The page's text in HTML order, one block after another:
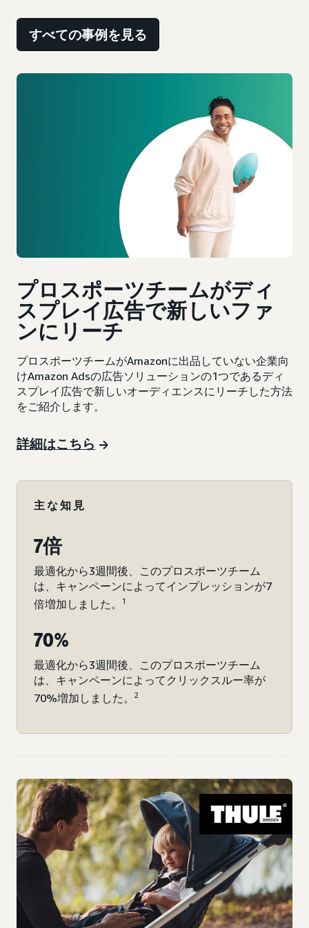
すべての事例を見る
プロスポーツチームがディ
スプレイ広告で新しいファ
ンにリーチ
プロスポーツチームがAmazonに出品していない企業向
けAmazon Adsの広告ソリューションの1つであるディ
スプレイ広告で新しいオーディエンスにリーチした方法
をご紹介します。
詳細はこちら
主な知見
7倍
最適化から3週間後、このプロスポーツチーム
は、キャンペーンによってインプレッションが7
倍増加しました。
1
70%
最適化から3週間後、このプロスポーツチーム
は、キャンペーンによってクリックスルー率が
70%増加しました。
2